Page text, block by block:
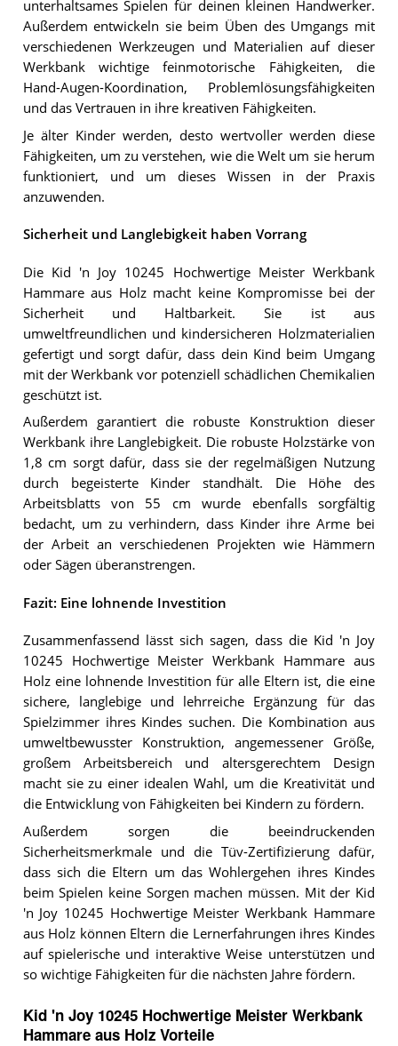
unterhaltsames Spielen für deinen kleinen Handwerker.
Außerdem entwickeln sie beim Üben des Umgangs mit
verschiedenen Werkzeugen und Materialien auf dieser
Werkbank wichtige feinmotorische Fähigkeiten, die
Hand-Augen-Koordination, Problemlösungsfähigkeiten
und das Vertrauen in ihre kreativen Fähigkeiten.
Je älter Kinder werden, desto wertvoller werden diese
Fähigkeiten, um zu verstehen, wie die Welt um sie herum
funktioniert, und um dieses Wissen in der Praxis
anzuwenden.
Sicherheit und Langlebigkeit haben Vorrang
Die Kid 'n Joy 10245 Hochwertige Meister Werkbank
Hammare aus Holz macht keine Kompromisse bei der
Sicherheit und Haltbarkeit. Sie ist aus
umweltfreundlichen und kindersicheren Holzmaterialien
gefertigt und sorgt dafür, dass dein Kind beim Umgang
mit der Werkbank vor potenziell schädlichen Chemikalien
geschützt ist.
Außerdem garantiert die robuste Konstruktion dieser
Werkbank ihre Langlebigkeit. Die robuste Holzstärke von
1,8 cm sorgt dafür, dass sie der regelmäßigen Nutzung
durch begeisterte Kinder standhält. Die Höhe des
Arbeitsblatts von 55 cm wurde ebenfalls sorgfältig
bedacht, um zu verhindern, dass Kinder ihre Arme bei
der Arbeit an verschiedenen Projekten wie Hämmern
oder Sägen überanstrengen.
Fazit: Eine lohnende Investition
Zusammenfassend lässt sich sagen, dass die Kid 'n Joy
10245 Hochwertige Meister Werkbank Hammare aus
Holz eine lohnende Investition für alle Eltern ist, die eine
sichere, langlebige und lehrreiche Ergänzung für das
Spielzimmer ihres Kindes suchen. Die Kombination aus
umweltbewusster Konstruktion, angemessener Größe,
großem Arbeitsbereich und altersgerechtem Design
macht sie zu einer idealen Wahl, um die Kreativität und
die Entwicklung von Fähigkeiten bei Kindern zu fördern.
Außerdem sorgen die beeindruckenden
Sicherheitsmerkmale und die Tüv-Zertifizierung dafür,
dass sich die Eltern um das Wohlergehen ihres Kindes
beim Spielen keine Sorgen machen müssen. Mit der Kid
'n Joy 10245 Hochwertige Meister Werkbank Hammare
aus Holz können Eltern die Lernerfahrungen ihres Kindes
auf spielerische und interaktive Weise unterstützen und
so wichtige Fähigkeiten für die nächsten Jahre fördern.
Kid 'n Joy 10245 Hochwertige Meister Werkbank
Hammare aus Holz Vorteile